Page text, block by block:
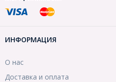
ИНФОРМАЦИЯ
О нас
Доставка и оплата